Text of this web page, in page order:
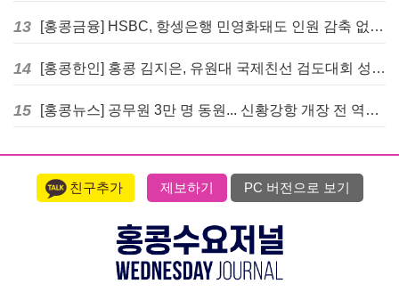
13 [홍콩금융] HSBC, 항셍은행 민영화돼도 인원 감축 없다... 독립 브랜드 유지
14 [홍콩한인] 홍콩 김지은, 유원대 국제친선 검도대회 성인단체전 우승
15 [홍콩뉴스] 공무원 3만 명 동원... 신황강항 개장 전 역대급 훈련 실시
친구추가 제보하기 PC 버전으로 보기